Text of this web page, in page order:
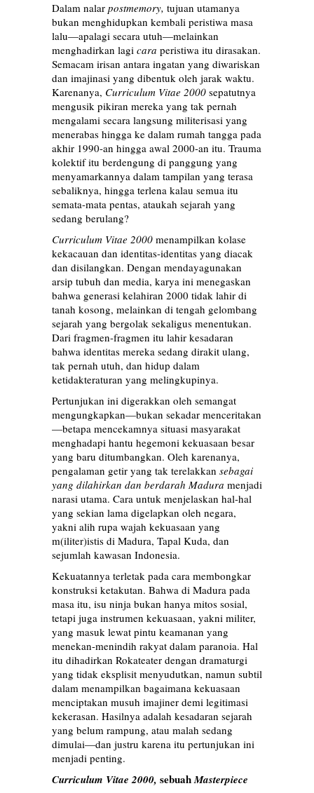
Dalam nalar postmemory, tujuan utamanya
bukan menghidupkan kembali peristiwa masa
lalu—apalagi secara utuh—melainkan
menghadirkan lagi cara peristiwa itu dirasakan.
Semacam irisan antara ingatan yang diwariskan
dan imajinasi yang dibentuk oleh jarak waktu.
Karenanya, Curriculum Vitae 2000 sepatutnya
mengusik pikiran mereka yang tak pernah
mengalami secara langsung militerisasi yang
menerabas hingga ke dalam rumah tangga pada
akhir 1990-an hingga awal 2000-an itu. Trauma
kolektif itu berdengung di panggung yang
menyamarkannya dalam tampilan yang terasa
sebaliknya, hingga terlena kalau semua itu
semata-mata pentas, ataukah sejarah yang
sedang berulang?
Curriculum Vitae 2000 menampilkan kolase
kekacauan dan identitas-identitas yang diacak
dan disilangkan. Dengan mendayagunakan
arsip tubuh dan media, karya ini menegaskan
bahwa generasi kelahiran 2000 tidak lahir di
tanah kosong, melainkan di tengah gelombang
sejarah yang bergolak sekaligus menentukan.
Dari fragmen-fragmen itu lahir kesadaran
bahwa identitas mereka sedang dirakit ulang,
tak pernah utuh, dan hidup dalam
ketidakteraturan yang melingkupinya.
Pertunjukan ini digerakkan oleh semangat
mengungkapkan—bukan sekadar menceritakan
—betapa mencekamnya situasi masyarakat
menghadapi hantu hegemoni kekuasaan besar
yang baru ditumbangkan. Oleh karenanya,
pengalaman getir yang tak terelakkan sebagai
yang dilahirkan dan berdarah Madura menjadi
narasi utama. Cara untuk menjelaskan hal-hal
yang sekian lama digelapkan oleh negara,
yakni alih rupa wajah kekuasaan yang
m(iliter)istis di Madura, Tapal Kuda, dan
sejumlah kawasan Indonesia.
Kekuatannya terletak pada cara membongkar
konstruksi ketakutan. Bahwa di Madura pada
masa itu, isu ninja bukan hanya mitos sosial,
tetapi juga instrumen kekuasaan, yakni militer,
yang masuk lewat pintu keamanan yang
menekan-menindih rakyat dalam paranoia. Hal
itu dihadirkan Rokateater dengan dramaturgi
yang tidak eksplisit menyudutkan, namun subtil
dalam menampilkan bagaimana kekuasaan
menciptakan musuh imajiner demi legitimasi
kekerasan. Hasilnya adalah kesadaran sejarah
yang belum rampung, atau malah sedang
dimulai—dan justru karena itu pertunjukan ini
menjadi penting.
Curriculum Vitae 2000, sebuahMasterpiece